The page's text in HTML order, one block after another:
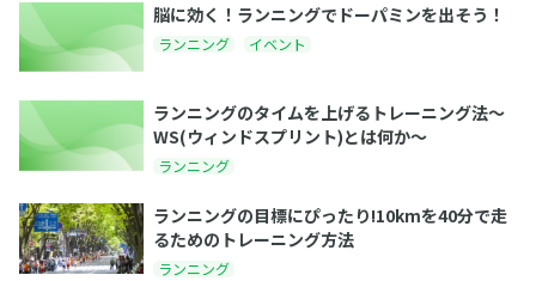
脳に効く！ランニングでドーパミンを出そう！
ランニング イベント
ランニングのタイムを上げるトレーニング法〜
WS(ウィンドスプリント)とは何か〜
ランニング
ランニングの目標にぴったり!10kmを40分で走
るためのトレーニング方法
ランニング